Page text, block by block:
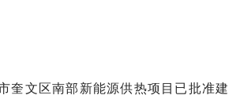
奎文区南部新能源供热项目已批准建